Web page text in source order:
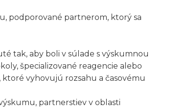
podporované partnerom, ktorý sa
tak, aby boli v súlade s výskumnou
špecializované reagencie alebo
vyhovujú rozsahu a časovému
partnerstiev v oblasti